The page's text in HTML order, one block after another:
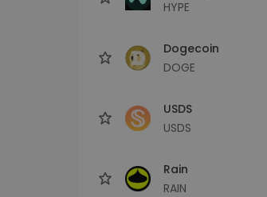
HYPE
Dogecoin
DOGE
USDS
USDS
Rain
RAIN